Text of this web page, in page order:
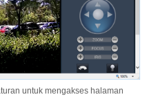
untuk mengakses halaman